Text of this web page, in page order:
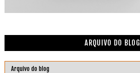
ARQUIVO DO BLOG